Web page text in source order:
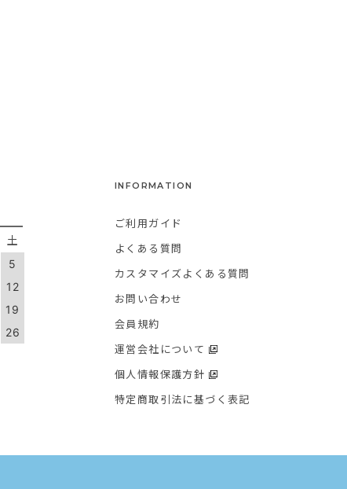
土
5
12
19
26
INFORMATION
ご利用ガイド
よくある質問
カスタマイズよくある質問
お問い合わせ
会員規約
運営会社について
個人情報保護方針
特定商取引法に基づく表記